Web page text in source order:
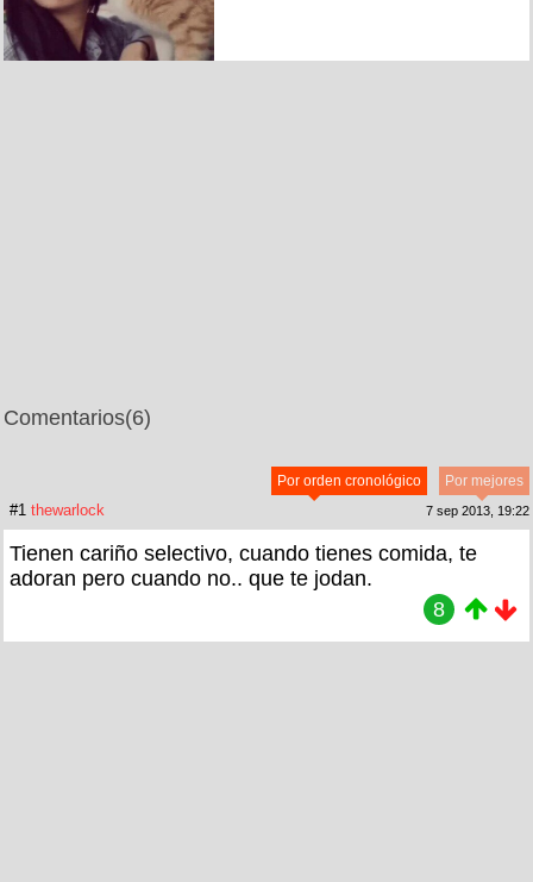
Comentarios(6)
Por mejores
Por orden cronológico
#1 thewarlock 7 sep 2013, 19:22
Tienen cariño selectivo, cuando tienes comida, te
adoran pero cuando no.. que te jodan.
8